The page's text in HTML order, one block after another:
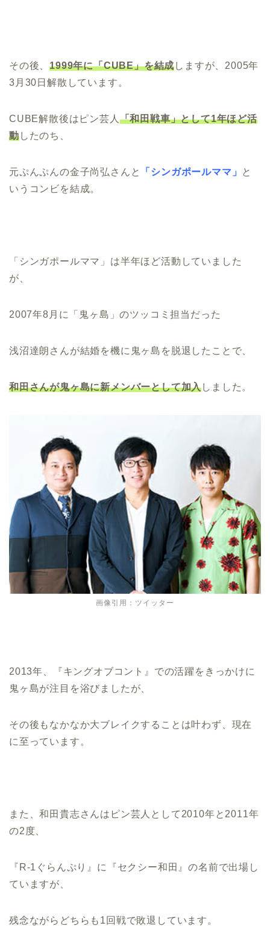
その後、1999年に「CUBE」を結成しますが、2005年
3月30日解散しています。
CUBE解散後はピン芸人 「和田戦車」として1年ほど活
動したのち、
元ぷんぷんの金子尚弘さんと 「シンガポールママ」 と
いうコンビを結成。
「シンガポールママ」は半年ほど活動していました
が、
2007年8月に「鬼ヶ島」のツッコミ担当だった
浅沼達朗さんが結婚を機に鬼ヶ島を脱退したことで、
和田さんが鬼ヶ島に新メンバーとして加入しました。
画像引用：ツイッター
2013年、『キングオブコント』での活躍をきっかけに
鬼ヶ島が注目を浴びましたが、
その後もなかなか大ブレイクすることは叶わず、現在
に至っています。
また、和田貴志さんはピン芸人として2010年と2011年
の2度、
『R-1ぐらんぷり』に『セクシー和田』の名前で出場し
ていますが、
残念ながらどちらも1回戦で敗退しています。